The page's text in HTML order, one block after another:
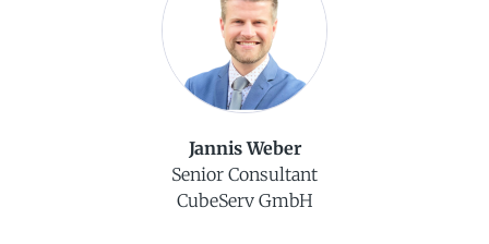
Jannis Weber
Senior Consultant
CubeServ GmbH